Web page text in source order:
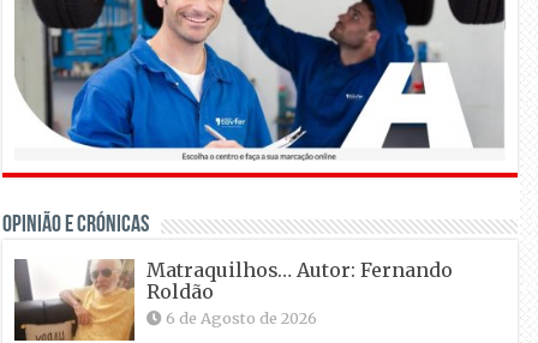
OPINIÃO E CRÓNICAS
Matraquilhos… Autor: Fernando
Roldão
6 de Agosto de 2026